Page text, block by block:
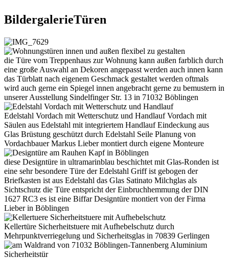
BildergalerieTüren
die Türe vom Treppenhaus zur Wohnung kann außen farblich durch
eine große Auswahl an Dekoren angepasst werden auch innen kann
das Türblatt nach eigenem Geschmack gestaltet werden oftmals
wird auch gerne ein Spiegel innen angebracht gerne zu bemustern in
unserer Ausstellung Sindelfinger Str. 13 in 71032 Böblingen
Edelstahl Vordach mit Wetterschutz und Handlauf Vordach mit
Säulen aus Edelstahl mit integriertem Handlauf Eindeckung aus
Glas Brüstung geschützt durch Edelstahl Seile Planung von
Vordachbauer Markus Lieber montiert durch eigene Monteure
diese Designtüre in ultramarinblau beschichtet mit Glas-Ronden ist
eine sehr besondere Türe der Edelstahl Griff ist gebogen der
Briefkasten ist aus Edelstahl das Glas Satinato Milchglas als
Sichtschutz die Türe entspricht der Einbruchhemmung der DIN
1627 RC3 es ist eine Biffar Designtüre montiert von der Firma
Lieber in Böblingen
Kellertüre Sicherheitstuere mit Aufhebelschutz durch
Mehrpunktverriegelung und Sicherheitsglas in 70839 Gerlingen